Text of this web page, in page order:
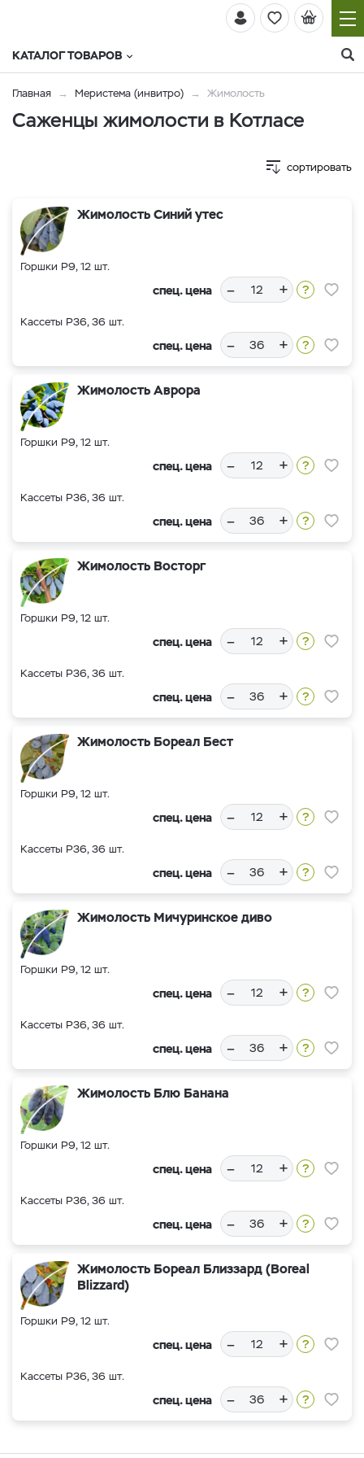
КАТАЛОГ ТОВАРОВ
Главная Меристема (инвитро) Жимолость
Саженцы жимолости в Котласе
сортировать
Жимолость Синий утес
Горшки Р9, 12 шт.
спец. цена – +
Кассеты Р36, 36 шт.
спец. цена – +
Жимолость Аврора
Горшки Р9, 12 шт.
спец. цена – +
Кассеты Р36, 36 шт.
спец. цена – +
Жимолость Восторг
Горшки Р9, 12 шт.
спец. цена – +
Кассеты Р36, 36 шт.
спец. цена – +
Жимолость Бореал Бест
Горшки Р9, 12 шт.
спец. цена – +
Кассеты Р36, 36 шт.
спец. цена – +
Жимолость Мичуринское диво
Горшки Р9, 12 шт.
спец. цена – +
Кассеты Р36, 36 шт.
спец. цена – +
Жимолость Блю Банана
Горшки Р9, 12 шт.
спец. цена – +
Кассеты Р36, 36 шт.
спец. цена – +
Жимолость Бореал Близзард (Boreal
Blizzard)
Горшки Р9, 12 шт.
спец. цена – +
Кассеты Р36, 36 шт.
спец. цена – +